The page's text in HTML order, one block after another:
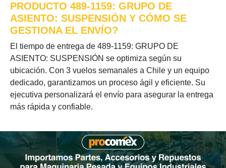
PRODUCTO 489-1159: GRUPO DE
ASIENTO: SUSPENSIÓN Y CÓMO SE
GESTIONA EL ENVÍO?
El tiempo de entrega de 489-1159: GRUPO DE
ASIENTO: SUSPENSIÓN se optimiza según su
ubicación. Con 3 vuelos semanales a Chile y un equipo
dedicado, garantizamos un proceso ágil y eficiente. Su
ejecutiva personalizará el envío para asegurar la entrega
más rápida y confiable.